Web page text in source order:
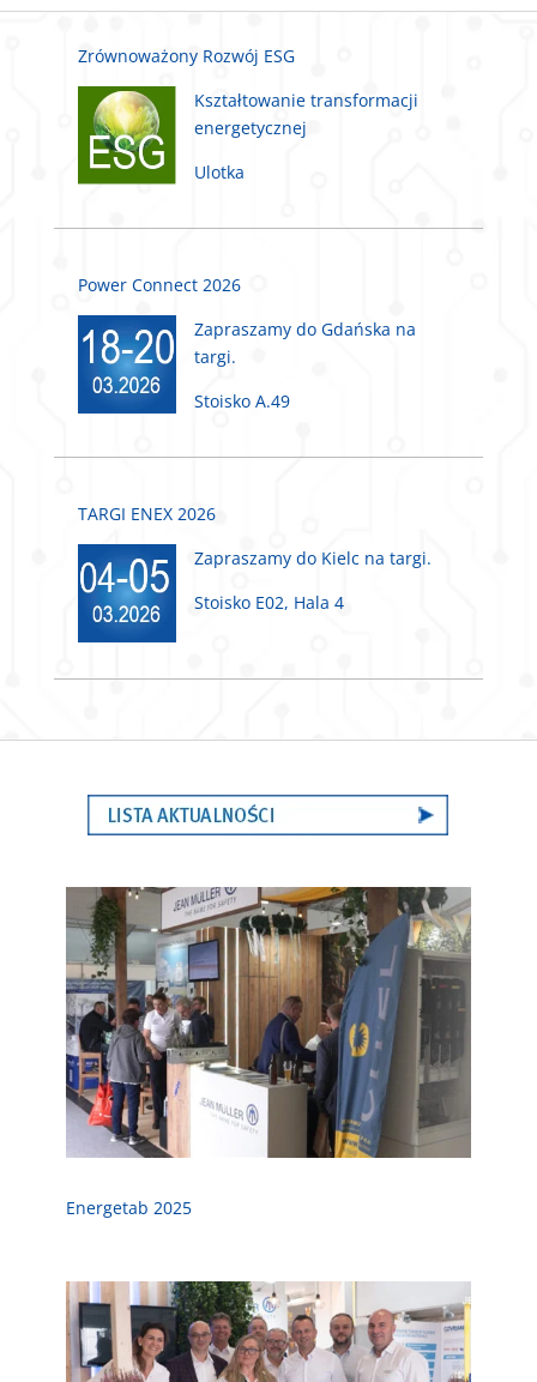
Zrównoważony Rozwój ESG
Kształtowanie transformacji
energetycznej
Ulotka
Power Connect 2026
Zapraszamy do Gdańska na
targi.
Stoisko A.49
TARGI ENEX 2026
Zapraszamy do Kielc na targi.
Stoisko E02, Hala 4
Energetab 2025